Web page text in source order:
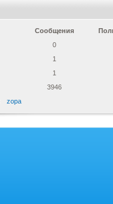
Сообщения
0
1
1
3946
zopa